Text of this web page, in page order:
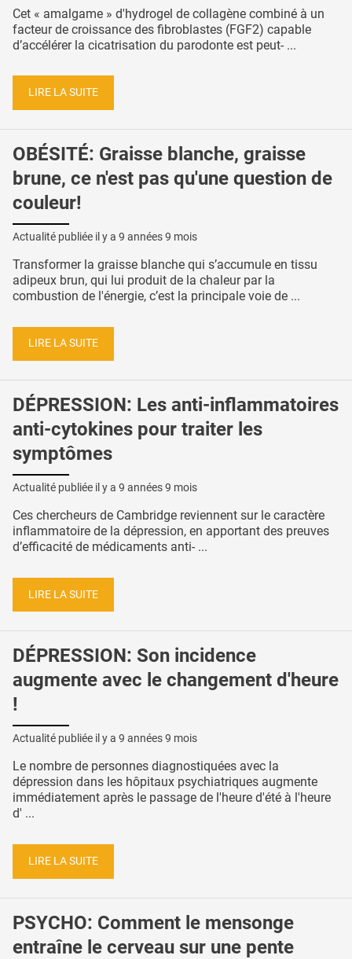
Cet « amalgame » d'hydrogel de collagène combiné à un
facteur de croissance des fibroblastes (FGF2) capable
d’accélérer la cicatrisation du parodonte est peut- ...
LIRE LA SUITE
OBÉSITÉ: Graisse blanche, graisse
brune, ce n'est pas qu'une question de
couleur!
Actualité publiée il y a 9 années 9 mois
Transformer la graisse blanche qui s’accumule en tissu
adipeux brun, qui lui produit de la chaleur par la
combustion de l'énergie, c’est la principale voie de ...
LIRE LA SUITE
DÉPRESSION: Les anti-inflammatoires
anti-cytokines pour traiter les
symptômes
Actualité publiée il y a 9 années 9 mois
Ces chercheurs de Cambridge reviennent sur le caractère
inflammatoire de la dépression, en apportant des preuves
d’efficacité de médicaments anti- ...
LIRE LA SUITE
DÉPRESSION: Son incidence
augmente avec le changement d'heure
!
Actualité publiée il y a 9 années 9 mois
Le nombre de personnes diagnostiquées avec la
dépression dans les hôpitaux psychiatriques augmente
immédiatement après le passage de l'heure d'été à l'heure
d' ...
LIRE LA SUITE
PSYCHO: Comment le mensonge
entraîne le cerveau sur une pente